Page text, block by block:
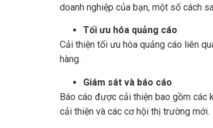
doanh nghiệp của bạn, một số cách
Tối ưu hóa quảng cáo
Cải thiện tối ưu hóa quảng cáo liên
hàng.
Giám sát và báo cáo
Báo cáo được cải thiện bao gồm các
cải thiện và các cơ hội thị trường mới.